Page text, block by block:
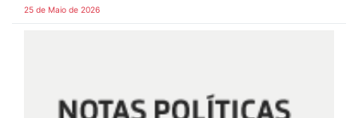
25 de Maio de 2026